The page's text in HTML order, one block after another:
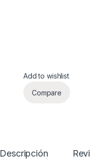
Add to wishlist
Compare
Descripción